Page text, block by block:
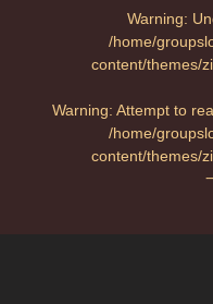
Warning:
/home/
content/themes/
Warning: Attempt to
/home/
content/themes/